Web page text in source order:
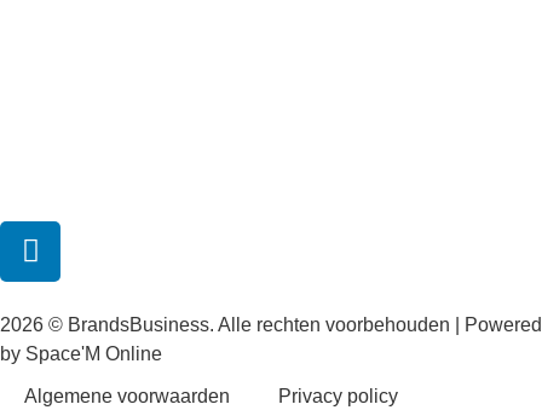
2026 © BrandsBusiness. Alle rechten voorbehouden | Powered
by Space'M Online
Algemene voorwaarden Privacy policy